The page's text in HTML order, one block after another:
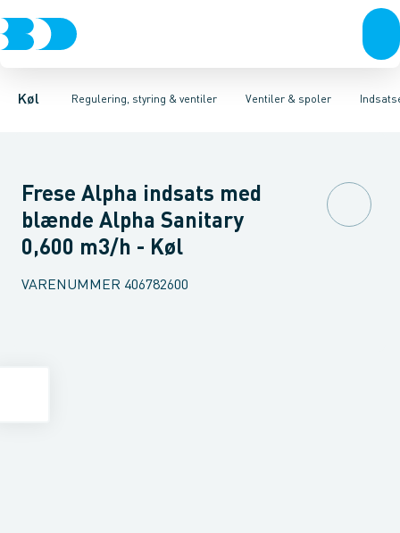
Køl Regulering, styring & ventiler
KompressorerKondenseringsaggregaterFordampere
Ventiler & spoler
Pressostater & termostaterSensorer & transmitterer
Magnetventiler til vandMagnetventiler til kølemiddel
Frese Alpha indsats med
blænde Alpha Sanitary
0,600 m3/h - Køl
VARENUMMER 406782600